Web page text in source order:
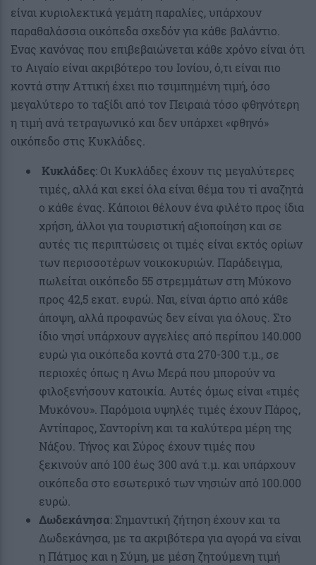
είναι κυριολεκτικά γεμάτη παραλίες, υπάρχουν
παραθαλάσσια οικόπεδα σχεδόν για κάθε βαλάντιο.
Ενας κανόνας που επιβεβαιώνεται κάθε χρόνο είναι ότι
το Αιγαίο είναι ακριβότερο του Ιονίου, ό,τι είναι πιο
κοντά στην Αττική έχει πιο τσιμπημένη τιμή, όσο
μεγαλύτερο το ταξίδι από τον Πειραιά τόσο φθηνότερη
η τιμή ανά τετραγωνικό και δεν υπάρχει «φθηνό»
οικόπεδο στις Κυκλάδες.
Κυκλάδες: Οι Κυκλάδες έχουν τις μεγαλύτερες
τιμές, αλλά και εκεί όλα είναι θέμα του τi αναζητά
ο κάθε ένας. Κάποιοι θέλουν ένα φιλέτο προς ίδια
χρήση, άλλοι για τουριστική αξιοποίηση και σε
αυτές τις περιπτώσεις οι τιμές είναι εκτός ορίων
των περισσοτέρων νοικοκυριών. Παράδειγμα,
πωλείται οικόπεδο 55 στρεμμάτων στη Μύκονο
προς 42,5 εκατ. ευρώ. Ναι, είναι άρτιο από κάθε
άποψη, αλλά προφανώς δεν είναι για όλους. Στο
ίδιο νησί υπάρχουν αγγελίες από περίπου 140.000
ευρώ για οικόπεδα κοντά στα 270-300 τ.μ., σε
περιοχές όπως η Ανω Μερά που μπορούν να
φιλοξενήσουν κατοικία. Αυτές όμως είναι «τιμές
Μυκόνου». Παρόμοια υψηλές τιμές έχουν Πάρος,
Αντίπαρος, Σαντορίνη και τα καλύτερα μέρη της
Νάξου. Τήνος και Σύρος έχουν τιμές που
ξεκινούν από 100 έως 300 ανά τ.μ. και υπάρχουν
οικόπεδα στο εσωτερικό των νησιών από 100.000
ευρώ.
Δωδεκάνησα: Σημαντική ζήτηση έχουν και τα
Δωδεκάνησα, με τα ακριβότερα για αγορά να είναι
η Πάτμος και η Σύμη, με μέση ζητούμενη τιμή